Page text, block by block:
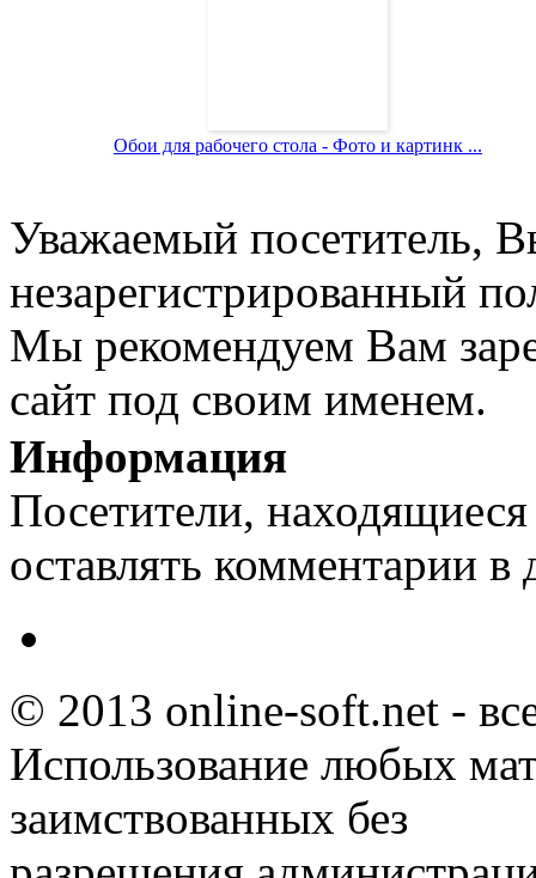
Обои для рабочего стола - Фото и картинк ...
Уважаемый посетитель,
незарегистрированный
Мы рекомендуем Вам
сайт под своим именем.
Информация
Посетители,
оставлять комментарии в
© 2013 online-soft.net -
Использование любых
заимствованных без